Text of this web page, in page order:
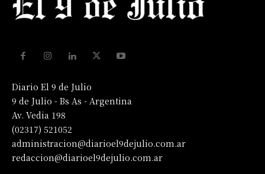
Diario El 9 de Julio
9 de Julio - Bs As - Argentina
Av. Vedia 198
(02317) 521052
administracion@diarioel9dejulio.com.ar
redaccion@diarioel9dejulio.com.ar